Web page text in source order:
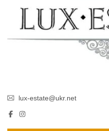
lux-estate@ukr.net